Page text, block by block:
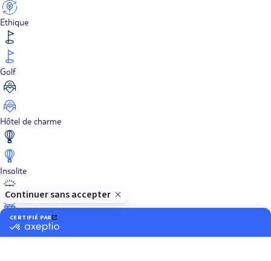
Ethique
Golf
Hôtel de charme
Insolite
Luxe